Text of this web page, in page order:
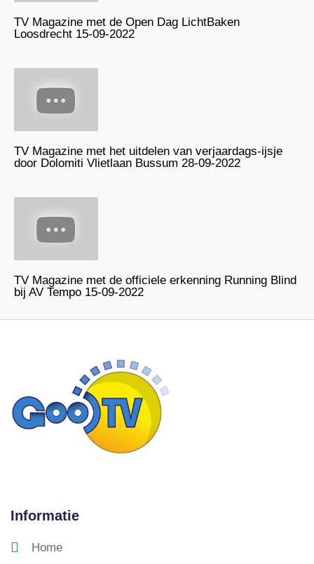
TV Magazine met de Open Dag LichtBaken
Loosdrecht 15-09-2022
TV Magazine met het uitdelen van verjaardags-ijsje
door Dolomiti Vlietlaan Bussum 28-09-2022
TV Magazine met de officiele erkenning Running Blind
bij AV Tempo 15-09-2022
Informatie
Home